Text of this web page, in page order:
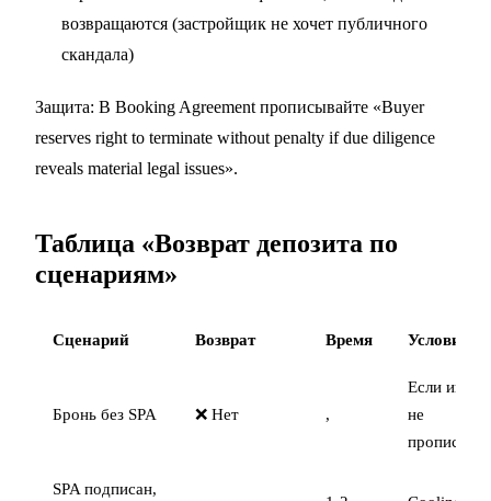
возвращаются (застройщик не хочет публичного
скандала)
Защита: В Booking Agreement прописывайте «Buyer
reserves right to terminate without penalty if due diligence
reveals material legal issues».
Таблица «Возврат депозита по
сценариям»
Сценарий Возврат Время Условия
Бронь без SPA ❌ Нет ,
Если иное
не
прописано
SPA подписан,